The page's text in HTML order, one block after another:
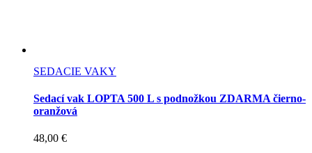
SEDACIE VAKY
Sedací vak LOPTA 500 L s podnožkou ZDARMA čierno-
oranžová
48,00 €